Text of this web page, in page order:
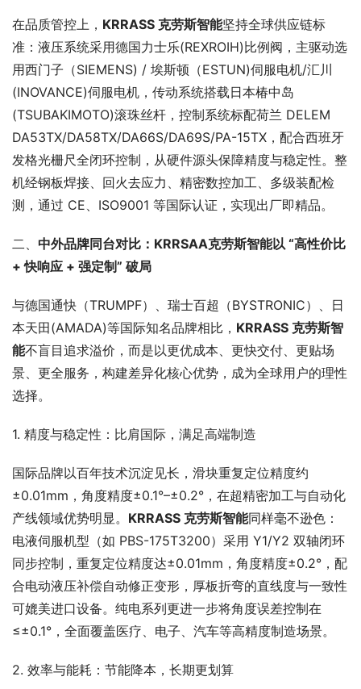
在品质管控上， KRRASS 克劳斯智能坚持全球供应链标
准：液压系统采用德国力士乐(REXROIH)比例阀，主驱动选
用西门子（SIEMENS) / 埃斯顿（ESTUN)伺服电机/汇川
(INOVANCE)伺服电机，传动系统搭载日本椿中岛
(TSUBAKIMOTO)滚珠丝杆，控制系统标配荷兰 DELEM
DA53TX/DA58TX/DA66S/DA69S/PA-15TX，配合西班牙
发格光栅尺全闭环控制，从硬件源头保障精度与稳定性。整
机经钢板焊接、回火去应力、精密数控加工、多级装配检
测，通过 CE、ISO9001 等国际认证，实现出厂即精品。
二、 中外品牌同台对比： KRRSAA克劳斯智能以 “高性价比
+ 快响应 + 强定制” 破局
与德国通快（TRUMPF）、瑞士百超（BYSTRONIC）、日
本天田(AMADA)等国际知名品牌相比， KRRASS 克劳斯智
能不盲目追求溢价，而是以更优成本、更快交付、更贴场
景、更全服务，构建差异化核心优势，成为全球用户的理性
选择。
1. 精度与稳定性：比肩国际，满足高端制造
国际品牌以百年技术沉淀见长，滑块重复定位精度约
±0.01mm，角度精度±0.1°–±0.2°，在超精密加工与自动化
产线领域优势明显。 KRRASS 克劳斯智能同样毫不逊色：
电液伺服机型（如 PBS-175T3200）采用 Y1/Y2 双轴闭环
同步控制，重复定位精度达±0.01mm，角度精度±0.2°，配
合电动液压补偿自动修正变形，厚板折弯的直线度与一致性
可媲美进口设备。纯电系列更进一步将角度误差控制在
≤±0.1°，全面覆盖医疗、电子、汽车等高精度制造场景。
2. 效率与能耗：节能降本，长期更划算